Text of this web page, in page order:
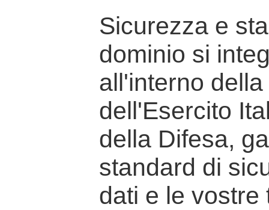
Sicurezza e
dominio si
all'interno
dell'Esercito
della Difesa,
standard di
dati e le vostre